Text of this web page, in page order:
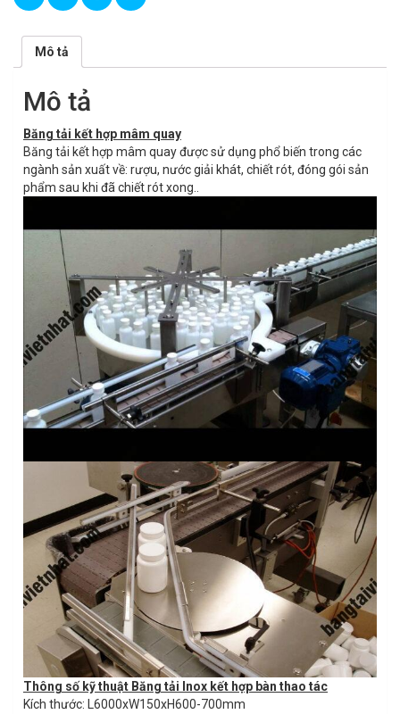
Mô tả
Mô tả
Băng tải kết hợp mâm quay
Băng tải kết hợp mâm quay được sử dụng phổ biến trong các
ngành sản xuất về: rượu, nước giải khát, chiết rót, đóng gói sản
phẩm sau khi đã chiết rót xong..
Thông số kỹ thuật Băng tải Inox kết hợp bàn thao tác
Kích thước: L6000xW150xH600-700mm